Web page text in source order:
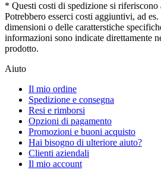
* Questi costi di spedizione si riferiscono
Potrebbero esserci costi aggiuntivi, ad
dimensioni o delle caratterstiche
informazioni sono indicate direttamente
prodotto.
Aiuto
Il mio ordine
Spedizione e consegna
Resi e rimborsi
Opzioni di pagamento
Promozioni e buoni acquisto
Hai bisogno di ulteriore aiuto?
Clienti aziendali
Il mio account